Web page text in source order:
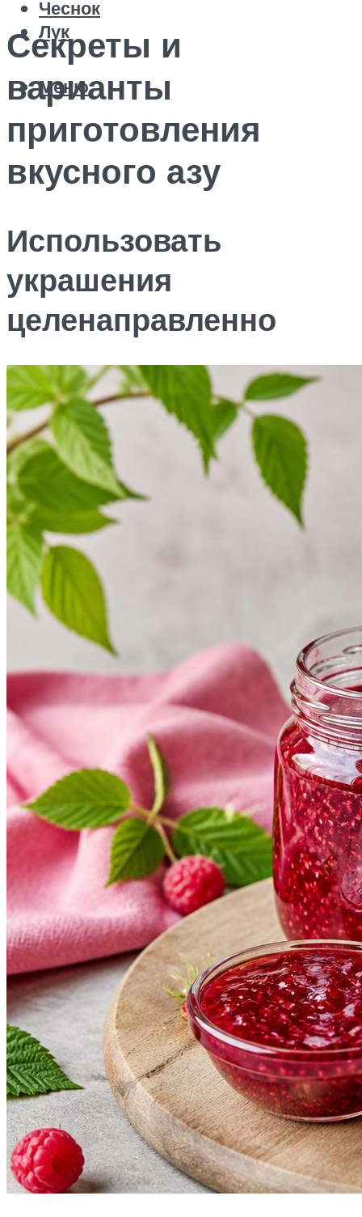
Чеснок
Лук
Меню
Секреты и
варианты
приготовления
вкусного азу
Использовать
украшения
целенаправленно